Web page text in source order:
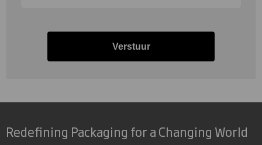
Verstuur
Redefining Packaging for a Changing World